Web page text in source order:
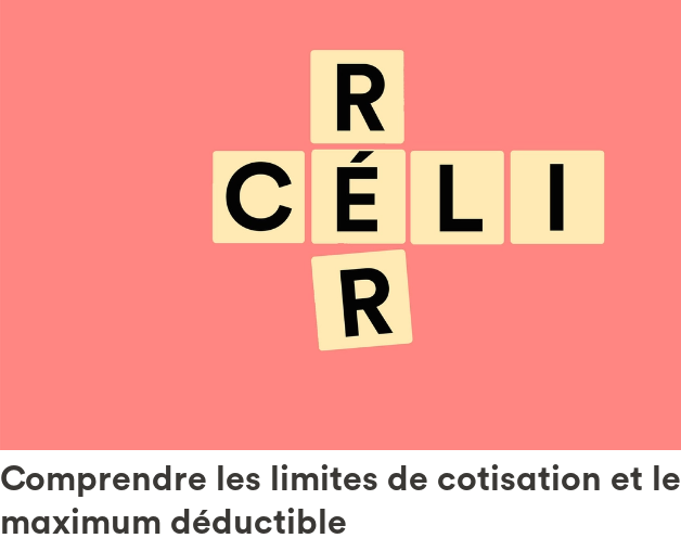
Comprendre les limites de cotisation et le
maximum déductible